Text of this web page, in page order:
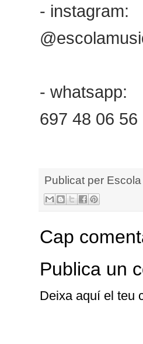
- instagram:
- whatsapp:
697 48 06 56
Publicat per
Cap
Publica un
Deixa aquí el teu